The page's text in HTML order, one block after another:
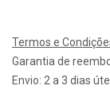
Termos e
Garantia de
Envio: 2 a 3 dias